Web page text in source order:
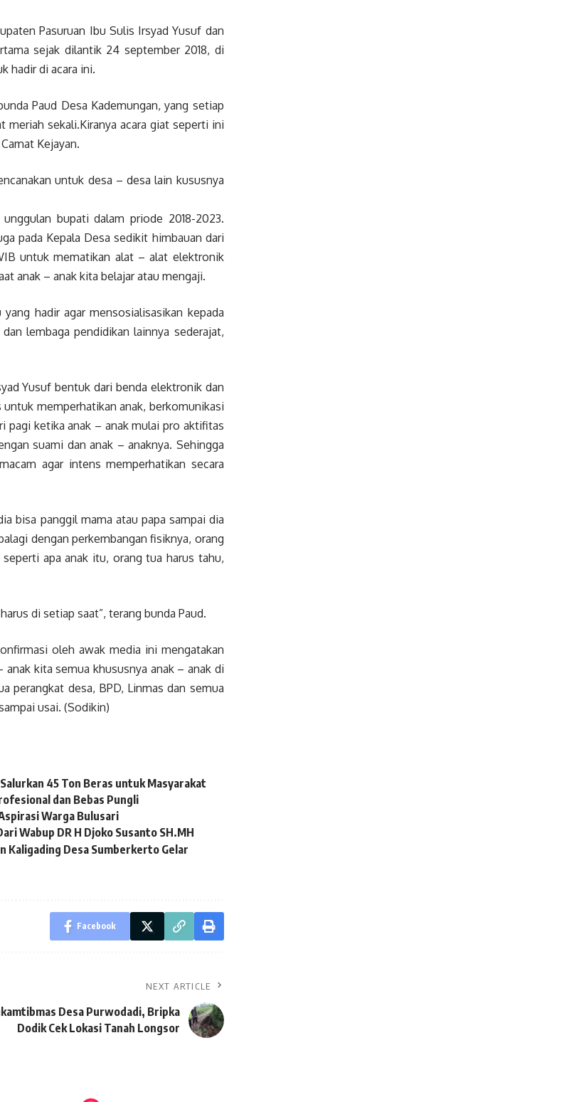
Pasuruan Ibu Sulis Irsyad Yusuf dan
sejak dilantik 24 september 2018, di
hadir di acara ini.
Paud Desa Kademungan, yang setiap
sekali.Kiranya acara giat seperti ini
Kejayan.
untuk desa – desa lain kususnya
bupati dalam priode 2018-2023.
pada Kepala Desa sedikit himbauan dari
untuk mematikan alat – alat elektronik
anak – anak kita belajar atau mengaji.
hadir agar mensosialisasikan kepada
lembaga pendidikan lainnya sederajat,
Yusuf bentuk dari benda elektronik dan
memperhatikan anak, berkomunikasi
pagi ketika anak – anak mulai pro aktifitas
suami dan anak – anaknya. Sehingga
agar intens memperhatikan secara
bisa panggil mama atau papa sampai dia
dengan perkembangan fisiknya, orang
apa anak itu, orang tua harus tahu,
di setiap saat”, terang bunda Paud.
oleh awak media ini mengatakan
kita semua khususnya anak – anak di
perangkat desa, BPD, Linmas dan semua
usai. (Sodikin)
45 Ton Beras untuk Masyarakat
dan Bebas Pungli
Warga Bulusari
Wabup DR H Djoko Susanto SH.MH
Kaligading Desa Sumberkerto Gelar
Facebook
NEXT ARTICLE
Desa Purwodadi, Bripka
Dodik Cek Lokasi Tanah Longsor